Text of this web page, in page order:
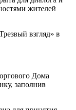
жителей
взгляд» в
Дома
заполнив